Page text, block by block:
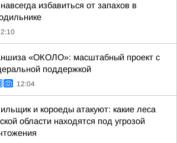
избавиться от запахов в
«ОКОЛО»: масштабный проект с
поддержкой
12:04
и короеды атакуют: какие леса
области находятся под угрозой